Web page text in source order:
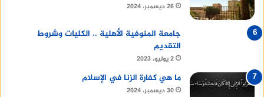
26 ديسمبر، 2024
جامعة المنوفية الأهلية .. الكليات وشروط
التقديم
2 يوليو، 2023
ما هي كفارة الزنا في الإسلام
30 ديسمبر، 2024